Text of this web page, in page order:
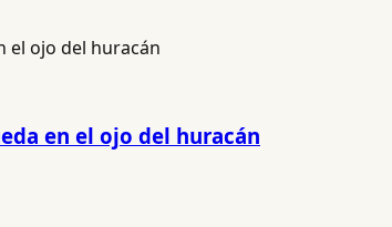
en el ojo del huracán